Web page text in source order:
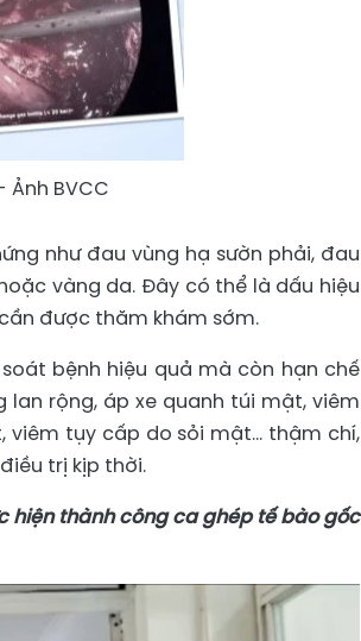
BVCC
như đau vùng hạ sườn phải, đau
vàng da. Đây có thể là dấu hiệu
được thăm khám sớm.
bệnh hiệu quả mà còn hạn chế
rộng, áp xe quanh túi mật, viêm
tụy cấp do sỏi mật... thậm chí,
trị kịp thời.
hiện thành công ca ghép tế bào gốc